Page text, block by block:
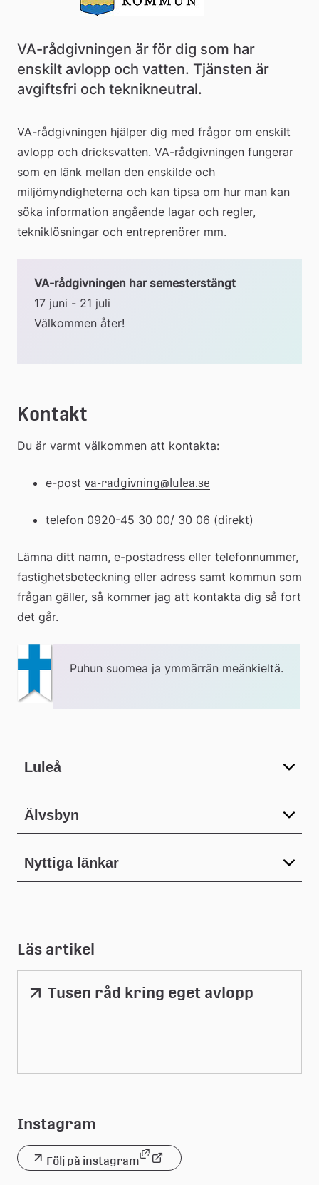
VA-rådgivningen är för dig som har
enskilt avlopp och vatten. Tjänsten är
avgiftsfri och teknikneutral.
VA-rådgivningen hjälper dig med frågor om enskilt
avlopp och dricksvatten. VA-rådgivningen fungerar
som en länk mellan den enskilde och
miljömyndigheterna och kan tipsa om hur man kan
söka information angående lagar och regler,
tekniklösningar och entreprenörer mm.
VA-rådgivningen har semesterstängt
17 juni - 21 juli
Välkommen åter!
Kontakt
Du är varmt välkommen att kontakta:
e-post va-radgivning@lulea.se
telefon 0920-45 30 00/ 30 06 (direkt)
Lämna ditt namn, e-postadress eller telefonnummer,
fastighetsbeteckning eller adress samt kommun som
frågan gäller, så kommer jag att kontakta dig så fort
det går.
Puhun suomea ja ymmärrän meänkieltä.
Luleå
Älvsbyn
Nyttiga länkar
Läs artikel
LänkTusen råd kring eget avlopp
Instagram
Följ på instagram
Länk till annan webbplats,
Länk